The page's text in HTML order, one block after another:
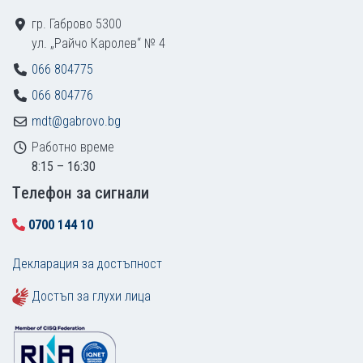
гр. Габрово 5300
ул. „Райчо Каролев“ № 4
066 804775
066 804776
mdt@gabrovo.bg
Работно време
8:15 – 16:30
Tелефон за сигнали
0700 144 10
Декларация за достъпност
Достъп за глухи лица